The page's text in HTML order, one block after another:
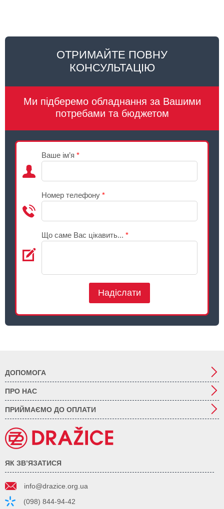
ОТРИМАЙТЕ ПОВНУ
КОНСУЛЬТАЦІЮ
Ми підберемо обладнання за Вашими
потребами та бюджетом
Ваше ім’я *
Номер телефону *
Що саме Вас цікавить... *
Надіслати
ДОПОМОГА
ПРО НАС
ПРИЙМАЄМО ДО ОПЛАТИ
ЯК ЗВ’ЯЗАТИСЯ
info@drazice.org.ua
(098) 844-94-42